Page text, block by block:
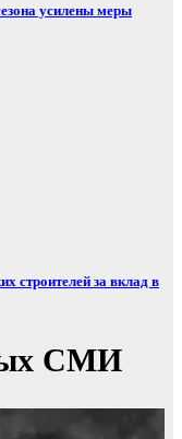
усилены меры
строителей за вклад в